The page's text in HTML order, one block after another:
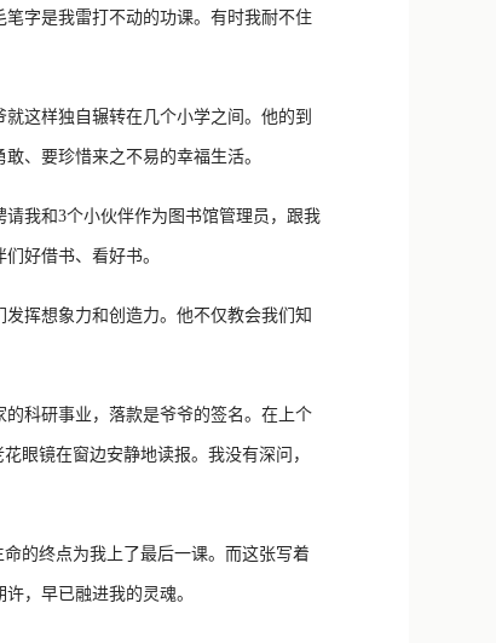
字是我雷打不动的功课。有时我耐不住
这样独自辗转在几个小学之间。他的到
、要珍惜来之不易的幸福生活。
我和3个小伙伴作为图书馆管理员，跟我
好借书、看好书。
挥想象力和创造力。他不仅教会我们知
科研事业，落款是爷爷的签名。在上个
眼镜在窗边安静地读报。我没有深问，
的终点为我上了最后一课。而这张写着
，早已融进我的灵魂。